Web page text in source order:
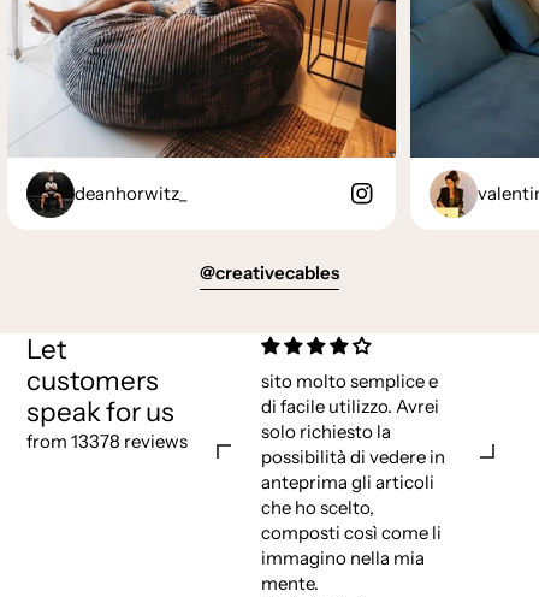
deanhorwitz_
@creativecables
Let
customers
speak for us
from 13378 reviews
sito molto semplice e
di facile utilizzo. Avrei
solo richiesto la
possibilità di vedere in
anteprima gli articoli
che ho scelto,
composti così come li
immagino nella mia
mente.